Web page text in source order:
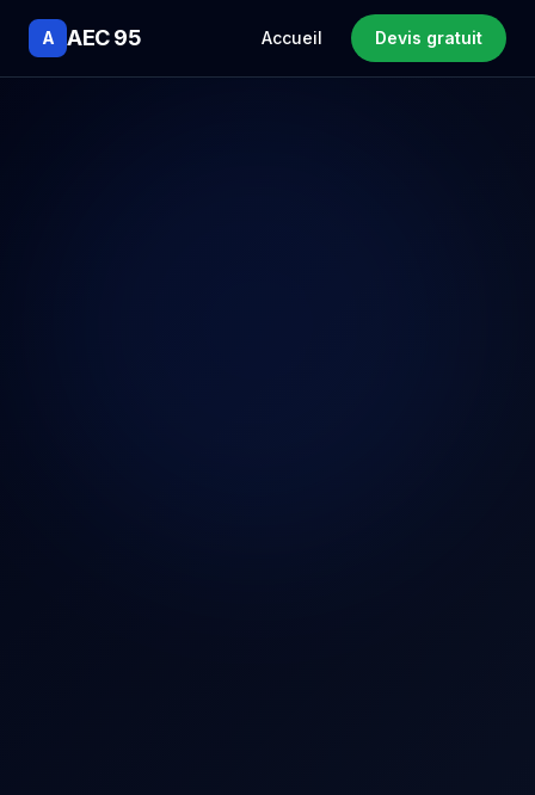
A AEC 95 Accueil Devis gratuit